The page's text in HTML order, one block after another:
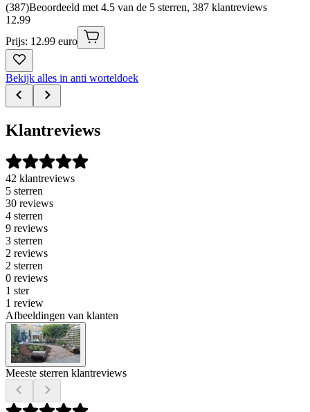
(387)Beoordeeld met 4.5 van de 5 sterren, 387 klantreviews
12.99
Prijs: 12.99 euro
Bekijk alles in anti worteldoek
Klantreviews
42 klantreviews
5 sterren
30 reviews
4 sterren
9 reviews
3 sterren
2 reviews
2 sterren
0 reviews
1 ster
1 review
Afbeeldingen van klanten
Meeste sterren klantreviews